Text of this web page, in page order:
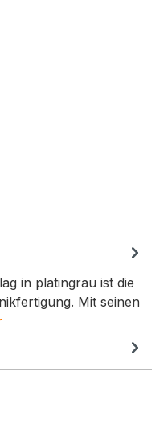
in platingrau ist die
Mit seinen